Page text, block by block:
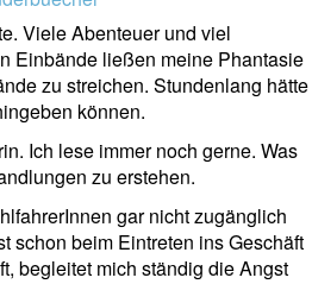
Viele Abenteuer und viel
Einbände ließen meine Phantasie
zu streichen. Stundenlang hätte
können.
Ich lese immer noch gerne. Was
zu erstehen.
gar nicht zugänglich
schon beim Eintreten ins Geschäft
begleitet mich ständig die Angst